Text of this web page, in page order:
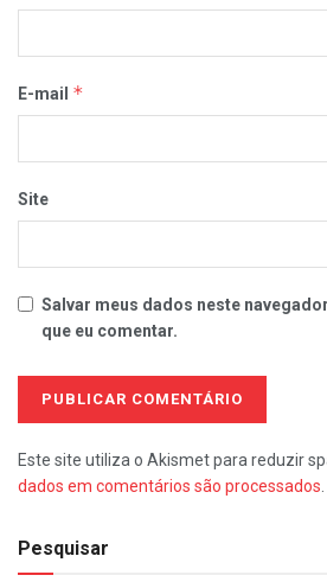
E-mail *
Site
Salvar meus dados neste
que eu comentar.
Este site utiliza o Akismet para reduzir
dados em comentários são processados
Pesquisar